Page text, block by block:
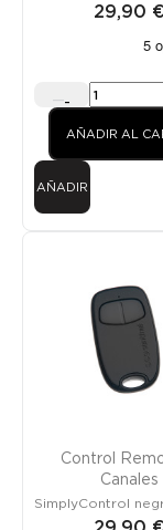
29,90 €
-
AÑADIR AL
AÑADIR
Control
Canales
SimplyControl